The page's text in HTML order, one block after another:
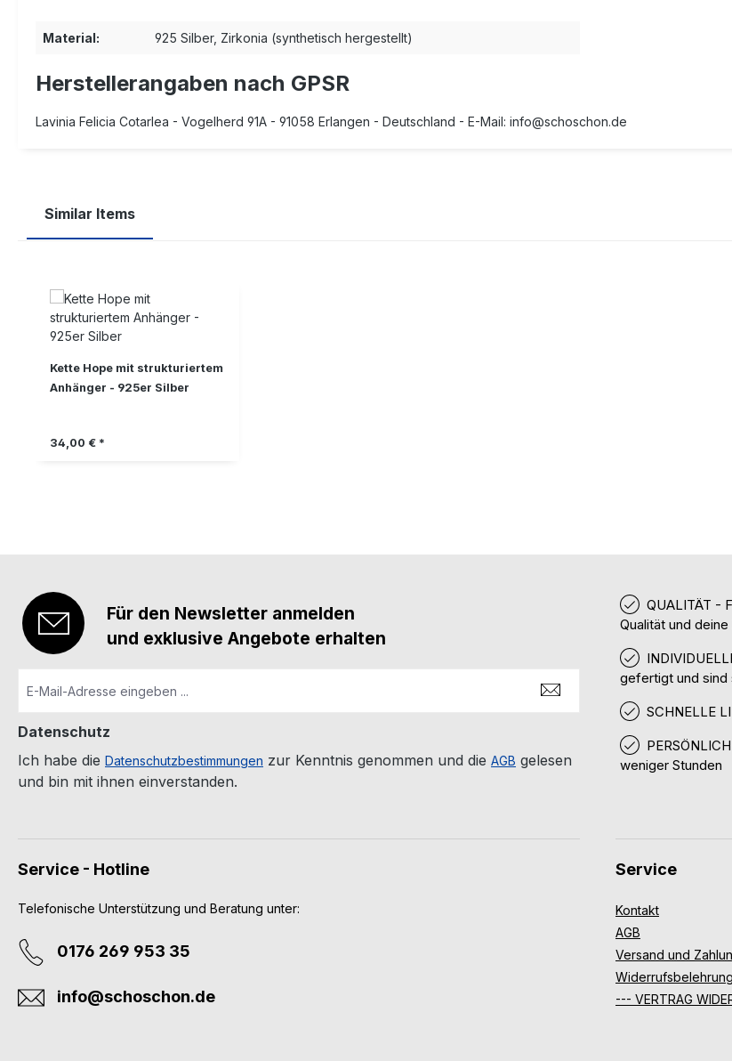
Material: 925 Silber, Zirkonia (synthetisch hergestellt)
Herstellerangaben nach GPSR
Lavinia Felicia Cotarlea - Vogelherd 91A - 91058 Erlangen - Deutschland - E-Mail: info@schoschon.de
Similar Items
Kette Hope mit strukturiertem
Anhänger - 925er Silber
Regulärer Preis:
34,00 € *
Für den Newsletter anmelden
und exklusive Angebote erhalten
Datenschutz
Ich habe die Datenschutzbestimmungen zur Kenntnis genommen und die AGB gelesen
und bin mit ihnen einverstanden.
QUALITÄT -
Qualität und
gefertigt und sind
SCHNELLE
weniger Stunden
Service - Hotline
Telefonische Unterstützung und Beratung unter:
0176 269 953 35
info@schoschon.de
Service
Kontakt
AGB
Versand und
--- VERTRAG